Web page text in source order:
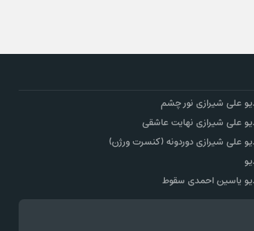
علی شیرازی نور چشم
علی شیرازی نهایت عاشقی
علی شیرازی دوردونه (کنسرت ورژن)
یاسین احمدی سقوط